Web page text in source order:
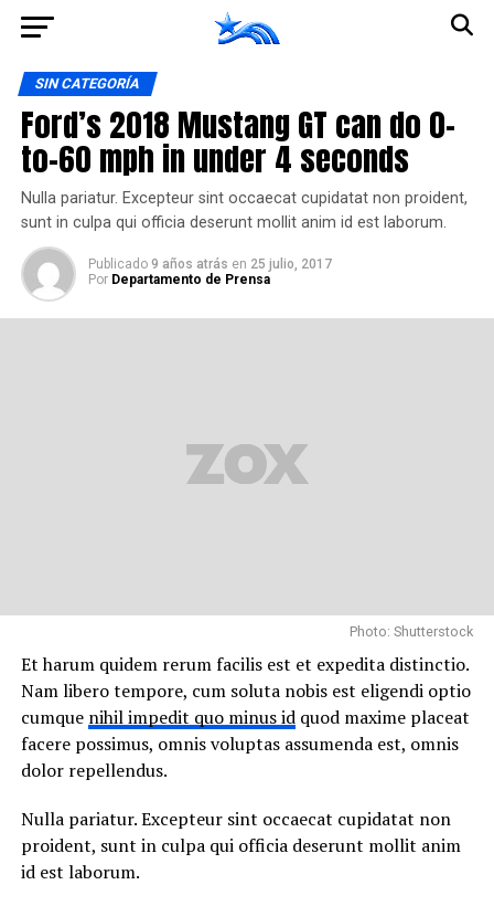
SIN CATEGORÍA
Ford’s 2018 Mustang GT can do 0-
to-60 mph in under 4 seconds
Nulla pariatur. Excepteur sint occaecat cupidatat non proident,
sunt in culpa qui officia deserunt mollit anim id est laborum.
Publicado 9 años atrás en 25 julio, 2017
Por Departamento de Prensa
Photo: Shutterstock
Et harum quidem rerum facilis est et expedita distinctio.
Nam libero tempore, cum soluta nobis est eligendi optio
cumque nihil impedit quo minus idquod maxime placeat
facere possimus, omnis voluptas assumenda est, omnis
dolor repellendus.
Nulla pariatur. Excepteur sint occaecat cupidatat non
proident, sunt in culpa qui officia deserunt mollit anim
id est laborum.
Ir a la versión móvil